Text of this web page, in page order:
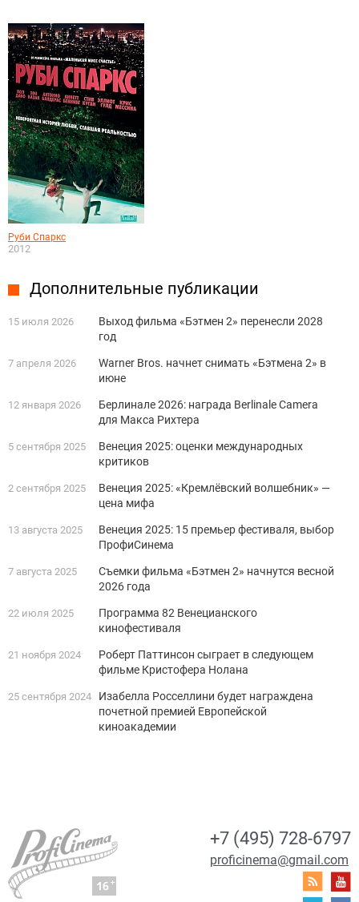
Руби Спаркс
2012
Дополнительные публикации
15 июля 2026
Выход фильма «Бэтмен 2» перенесли 2028
год
7 апреля 2026
Warner Bros. начнет снимать «Бэтмена 2» в
июне
12 января 2026
Берлинале 2026: награда Berlinale Camera
для Макса Рихтера
5 сентября 2025
Венеция 2025: оценки международных
критиков
2 сентября 2025
Венеция 2025: «Кремлёвский волшебник» —
цена мифа
13 августа 2025
Венеция 2025: 15 премьер фестиваля, выбор
ПрофиСинема
7 августа 2025
Съемки фильма «Бэтмен 2» начнутся весной
2026 года
22 июля 2025
Программа 82 Венецианского
кинофестиваля
21 ноября 2024
Роберт Паттинсон сыграет в следующем
фильме Кристофера Нолана
25 сентября 2024
Изабелла Росселлини будет награждена
почетной премией Европейской
киноакадемии
+7 (495) 728-6797
proficinema@gmail.com